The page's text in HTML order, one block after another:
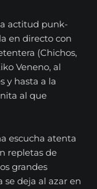
actitud punk-
en directo con
(Chichos,
Veneno, al
y hasta a la
al que
escucha atenta
repletas de
grandes
se deja al azar en